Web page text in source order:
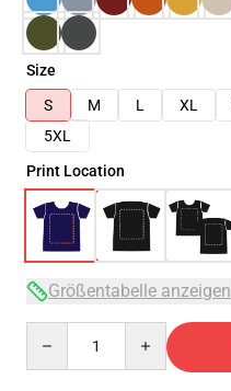
Size
S
M L XL
5XL
Print Location
Größentabelle anzeigen